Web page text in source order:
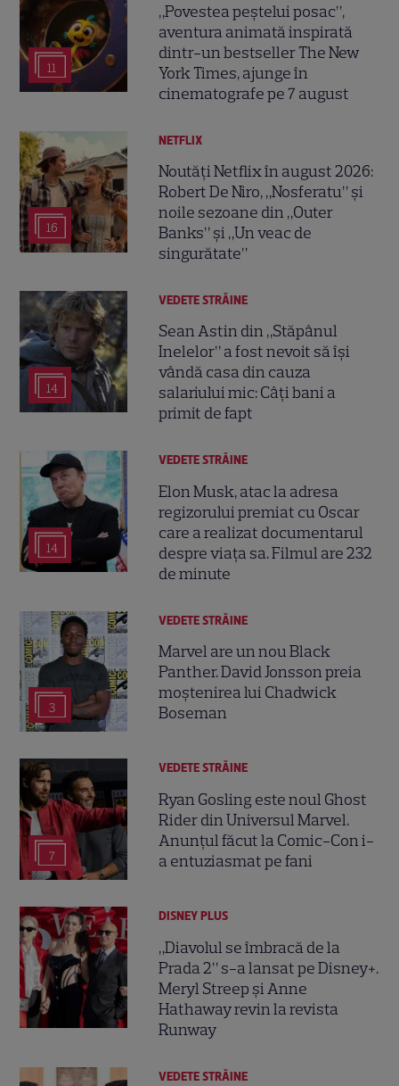
11
„Povestea peștelui posac”,
aventura animată inspirată
dintr-un bestseller The New
York Times, ajunge în
cinematografe pe 7 august
16
NETFLIX
Noutăți Netflix în august 2026:
Robert De Niro, „Nosferatu” și
noile sezoane din „Outer
Banks” și „Un veac de
singurătate”
14
VEDETE STRĂINE
Sean Astin din „Stăpânul
Inelelor” a fost nevoit să își
vândă casa din cauza
salariului mic: Câți bani a
primit de fapt
14
VEDETE STRĂINE
Elon Musk, atac la adresa
regizorului premiat cu Oscar
care a realizat documentarul
despre viața sa. Filmul are 232
de minute
3
VEDETE STRĂINE
Marvel are un nou Black
Panther. David Jonsson preia
moștenirea lui Chadwick
Boseman
7
VEDETE STRĂINE
Ryan Gosling este noul Ghost
Rider din Universul Marvel.
Anunțul făcut la Comic-Con i-
a entuziasmat pe fani
DISNEY PLUS
„Diavolul se îmbracă de la
Prada 2” s-a lansat pe Disney+.
Meryl Streep și Anne
Hathaway revin la revista
Runway
VEDETE STRĂINE